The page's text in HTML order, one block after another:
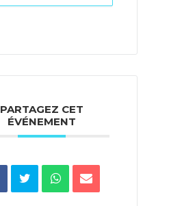
PARTAGEZ CET
ÉVÉNEMENT